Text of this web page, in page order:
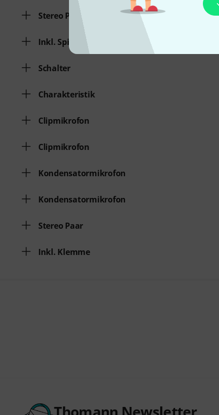
Stereo Paar
Inkl. Spinne
Schalter
Charakteristik
Clipmikrofon
Clipmikrofon
Kondensatormikrofon
Kondensatormikrofon
Stereo Paar
Inkl. Klemme